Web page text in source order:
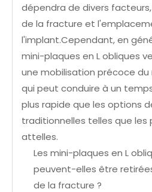
dépendra de divers
de la fracture et
l'implant.Cependant, en
mini-plaques en L obliques
une mobilisation précoce
qui peut conduire à un
plus rapide que les options
traditionnelles telles que les
attelles.
Les mini-plaques en L
peuvent-elles être
de la fracture ?